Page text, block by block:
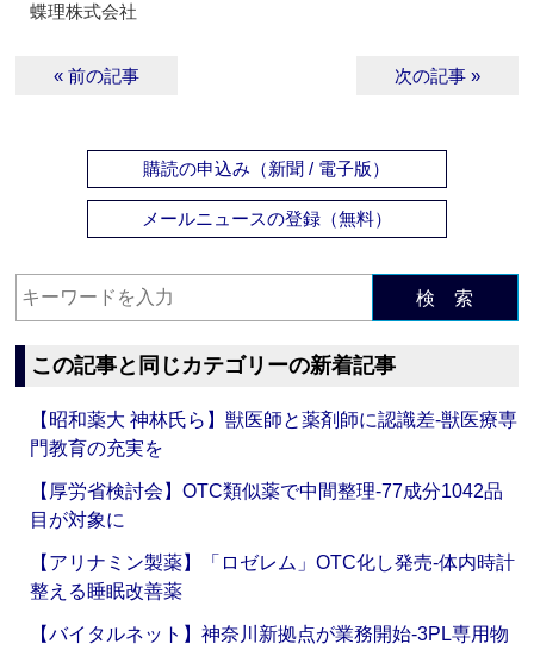
蝶理株式会社
« 前の記事 次の記事 »
購読の申込み（新聞 / 電子版）
メールニュースの登録（無料）
検 索
この記事と同じカテゴリーの新着記事
【昭和薬大 神林氏ら】獣医師と薬剤師に認識差‐獣医療専
門教育の充実を
【厚労省検討会】OTC類似薬で中間整理‐77成分1042品
目が対象に
【アリナミン製薬】「ロゼレム」OTC化し発売‐体内時計
整える睡眠改善薬
【バイタルネット】神奈川新拠点が業務開始‐3PL専用物